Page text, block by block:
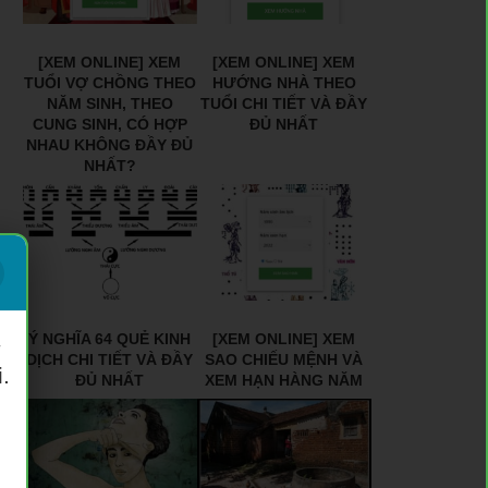
[XEM ONLINE] XEM
TUỔI VỢ CHỒNG THEO
NĂM SINH, THEO
CUNG SINH, CÓ HỢP
NHAU KHÔNG ĐẦY ĐỦ
NHẤT?
[XEM ONLINE] XEM
HƯỚNG NHÀ THEO
TUỔI CHI TIẾT VÀ ĐẦY
ĐỦ NHẤT
Ý NGHĨA 64 QUẺ KINH
DỊCH CHI TIẾT VÀ ĐẦY
ĐỦ NHẤT
[XEM ONLINE] XEM
SAO CHIẾU MỆNH VÀ
XEM HẠN HÀNG NĂM